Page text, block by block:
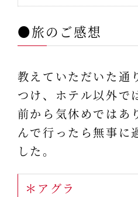
●旅のご感想
教えていただいた通
つけ、ホテル以外で
前から気休めではあ
んで行ったら無事に
した。
＊アグラ